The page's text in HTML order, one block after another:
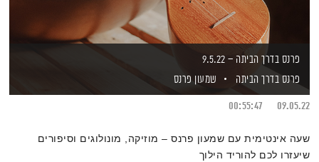
פרנס בדרך הביתה – 9.5.22
פרנס בדרך הביתה
שמעון פרנס
09.05.22
00:55:47
שעה אינטימית עם שמעון פרנס – מוזיקה, מונולוגים וסיפורים
שיעזרו לכם להוריד הילוך